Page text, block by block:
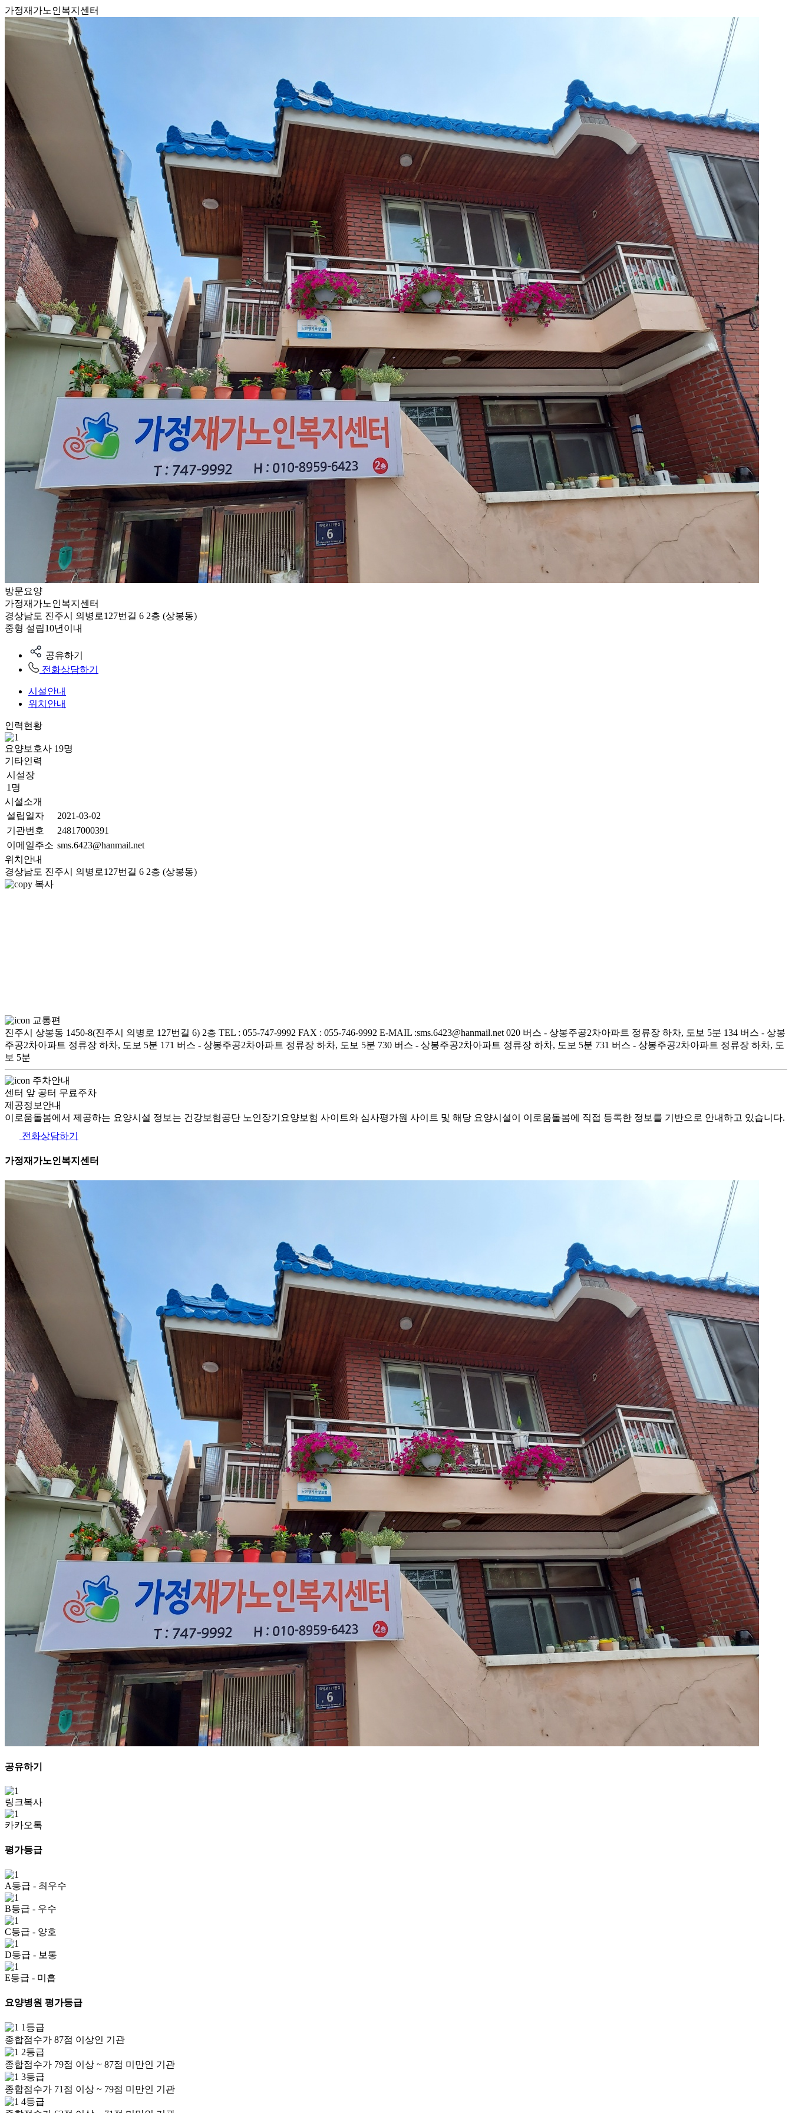
가정재가노인복지센터
방문요양
가정재가노인복지센터
경상남도 진주시 의병로127번길 6 2층 (상봉동)
중형 설립10년이내
공유하기
전화상담하기
시설안내
위치안내
인력현황
요양보호사 19명
기타인력
시설장
1명
시설소개
설립일자
2021-03-02
기관번호
24817000391
이메일주소 sms.6423@hanmail.net
위치안내
경상남도 진주시 의병로127번길 6 2층 (상봉동)
복사
교통편
진주시 상봉동 1450-8(진주시 의병로 127번길 6) 2층 TEL : 055-747-9992 FAX : 055-746-9992 E-MAIL :sms.6423@hanmail.net 020 버스 - 상봉주공2차아파트 정류장 하차, 도보 5분 134 버스 - 상봉
주공2차아파트 정류장 하차, 도보 5분 171 버스 - 상봉주공2차아파트 정류장 하차, 도보 5분 730 버스 - 상봉주공2차아파트 정류장 하차, 도보 5분 731 버스 - 상봉주공2차아파트 정류장 하차, 도
보 5분
주차안내
센터 앞 공터 무료주차
제공정보안내
이로움돌봄에서 제공하는 요양시설 정보는 건강보험공단 노인장기요양보험 사이트와 심사평가원 사이트 및 해당 요양시설이 이로움돌봄에 직접 등록한 정보를 기반으로 안내하고 있습니다.
전화상담하기
가정재가노인복지센터
공유하기
링크복사
카카오톡
평가등급
A등급 - 최우수
B등급 - 우수
C등급 - 양호
D등급 - 보통
E등급 - 미흡
요양병원 평가등급
1등급
종합점수가 87점 이상인 기관
2등급
종합점수가 79점 이상 ~ 87점 미만인 기관
3등급
종합점수가 71점 이상 ~ 79점 미만인 기관
4등급